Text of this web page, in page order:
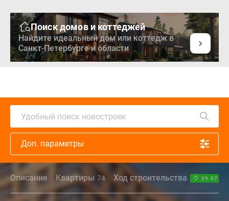
Поиск домов и коттеджей
Найдите идеальный дом или коттедж в
Санкт-Петербурге и области
Удобный поиск новостроек
Доп. параметры
Описание Квартиры 74 Ход строительства 29.07.26